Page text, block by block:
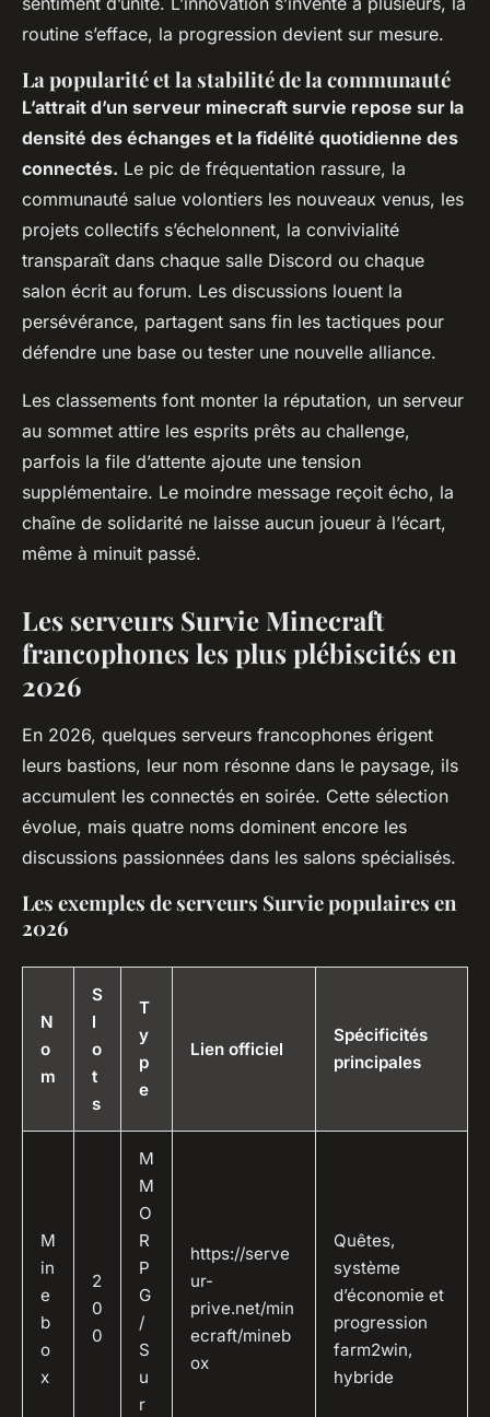
routine s’efface, la progression devient sur mesure.
La popularité et la stabilité de la communauté
L’attrait d’un serveur minecraft survie repose sur la
densité des échanges et la fidélité quotidienne des
connectés. Le pic de fréquentation rassure, la
communauté salue volontiers les nouveaux venus, les
projets collectifs s’échelonnent, la convivialité
transparaît dans chaque salle Discord ou chaque
salon écrit au forum. Les discussions louent la
persévérance, partagent sans fin les tactiques pour
défendre une base ou tester une nouvelle alliance.
Les classements font monter la réputation, un serveur
au sommet attire les esprits prêts au challenge,
parfois la file d’attente ajoute une tension
supplémentaire. Le moindre message reçoit écho, la
chaîne de solidarité ne laisse aucun joueur à l’écart,
même à minuit passé.
Les serveurs Survie Minecraft
francophones les plus plébiscités en
2026
En 2026, quelques serveurs francophones érigent
leurs bastions, leur nom résonne dans le paysage, ils
accumulent les connectés en soirée. Cette sélection
évolue, mais quatre noms dominent encore les
discussions passionnées dans les salons spécialisés.
Les exemples de serveurs Survie populaires en
2026
N
o
m
S
l
o
t
s
T
y
p
e
Lien officiel
Spécificités
principales
M
in
e
b
o
x
2
0
0
M
M
O
R
P
G
/
S
u
r
https://serve
ur-
prive.net/min
ecraft/mineb
ox
Quêtes,
système
d’économie et
progression
farm2win,
hybride